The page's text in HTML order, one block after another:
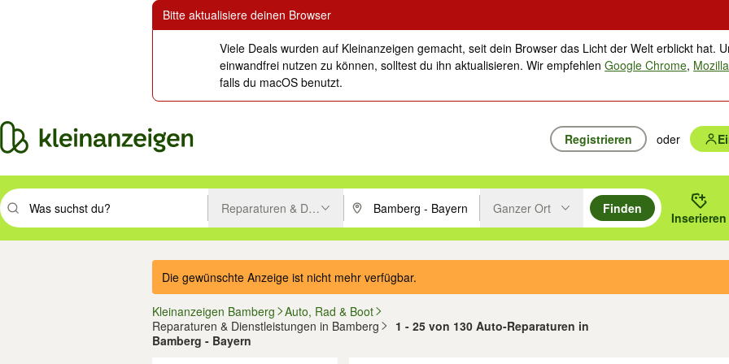
Bitte aktualisiere deinen Browser
Viele Deals wurden auf Kleinanzeigen gemacht, seit dein Browser das Licht der Welt erblickt hat.
einwandfrei nutzen zu können, solltest du ihn aktualisieren. Wir empfehlenGoogle Chrome,
falls du macOS benutzt.
Registrieren oder
Suchbegriff eingeben. Eingabetaste drücken um zu suchen, oder Vorschläge mit den Pfeiltasten nach oben/unten durchsuchen und mit
Reparaturen & DienstleistungenPLZ oder Ort eingeben. Eingabetaste drücken um zu suchen, oder
Ganzer Ort
Finden
Inserieren
Die gewünschte Anzeige ist nicht mehr verfügbar.
Kleinanzeigen Bamberg
Auto, Rad & Boot
Reparaturen & Dienstleistungen in Bamberg
1 - 25 von 130 Auto-Reparaturen in
Bamberg - Bayern